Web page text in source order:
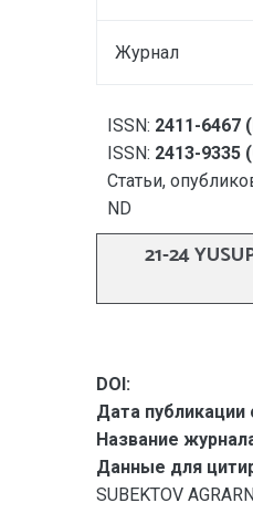
Журнал
ISSN: 2411-6467
ISSN: 2413-9335
Статьи,
ND
21-24
DOI:
Дата публикации
Название
Данные для
SUBEKTOV